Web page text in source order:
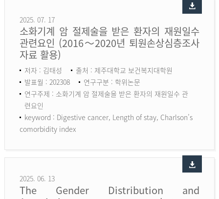
2025. 07. 17
소화기계 암 절제술을 받은 환자의 재원일수
관련요인 (2016～2020년 퇴원손상심층조사
자료 활용)
저자 : 김태성
출처 : 제주대학교 보건복지대학원
발표월 : 202308
연구구분 : 학위논문
연구주제 : 소화기계 암 절제술을 받은 환자의 재원일수 관
련요인
keyword : Digestive cancer, Length of stay, Charlson’s
comorbidity index
2025. 06. 13
The Gender Distribution and